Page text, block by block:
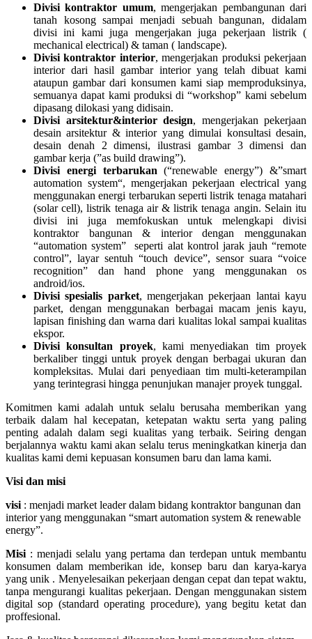
Divisi kontraktor umum, mengerjakan pembangunan dari
tanah kosong sampai menjadi sebuah bangunan, didalam
divisi ini kami juga mengerjakan juga pekerjaan listrik (
mechanical electrical) & taman ( landscape).
Divisi kontraktor interior, mengerjakan produksi pekerjaan
interior dari hasil gambar interior yang telah dibuat kami
ataupun gambar dari konsumen kami siap memproduksinya,
semuanya dapat kami produksi di “workshop” kami sebelum
dipasang dilokasi yang didisain.
Divisi arsitektur&interior design, mengerjakan pekerjaan
desain arsitektur & interior yang dimulai konsultasi desain,
desain denah 2 dimensi, ilustrasi gambar 3 dimensi dan
gambar kerja (”as build drawing”).
Divisi energi terbarukan (“renewable energy”) &”smart
automation system“, mengerjakan pekerjaan electrical yang
menggunakan energi terbarukan seperti listrik tenaga matahari
(solar cell), listrik tenaga air & listrik tenaga angin. Selain itu
divisi ini juga memfokuskan untuk melengkapi divisi
kontraktor bangunan & interior dengan menggunakan
“automation system” seperti alat kontrol jarak jauh “remote
control”, layar sentuh “touch device”, sensor suara “voice
recognition” dan hand phone yang menggunakan os
android/ios.
Divisi spesialis parket, mengerjakan pekerjaan lantai kayu
parket, dengan menggunakan berbagai macam jenis kayu,
lapisan finishing dan warna dari kualitas lokal sampai kualitas
ekspor.
Divisi konsultan proyek, kami menyediakan tim proyek
berkaliber tinggi untuk proyek dengan berbagai ukuran dan
kompleksitas. Mulai dari penyediaan tim multi-keterampilan
yang terintegrasi hingga penunjukan manajer proyek tunggal.
Komitmen kami adalah untuk selalu berusaha memberikan yang
terbaik dalam hal kecepatan, ketepatan waktu serta yang paling
penting adalah dalam segi kualitas yang terbaik. Seiring dengan
berjalannya waktu kami akan selalu terus meningkatkan kinerja dan
kualitas kami demi kepuasan konsumen baru dan lama kami.
Visi dan misi
visi : menjadi market leader dalam bidang kontraktor bangunan dan
interior yang menggunakan “smart automation system & renewable
energy”.
Misi : menjadi selalu yang pertama dan terdepan untuk membantu
konsumen dalam memberikan ide, konsep baru dan karya-karya
yang unik . Menyelesaikan pekerjaan dengan cepat dan tepat waktu,
tanpa mengurangi kualitas pekerjaan. Dengan menggunakan sistem
digital sop (standard operating procedure), yang begitu ketat dan
proffesional.